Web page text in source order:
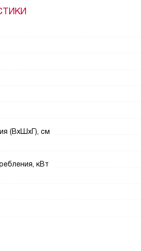
(ВхШхГ), см
кВт